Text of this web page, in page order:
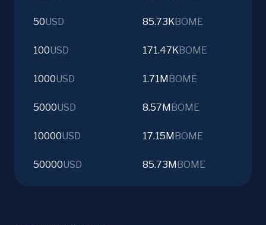
50USD 85.73KBOME
100USD 171.47KBOME
1000USD 1.71M BOME
5000USD 8.57M BOME
10000USD 17.15M BOME
50000USD 85.73M BOME